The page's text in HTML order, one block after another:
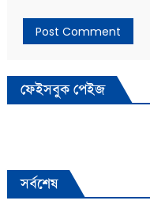
ফেইসবুক পেইজ
সর্বশেষ